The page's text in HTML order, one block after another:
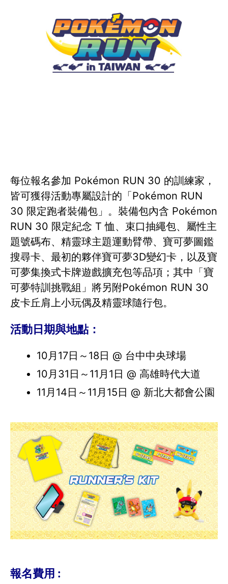
每位報名參加 Pokémon RUN 30 的訓練家，
皆可獲得活動專屬設計的「Pokémon RUN
30 限定跑者裝備包」。裝備包內含 Pokémon
RUN 30 限定紀念 T 恤、束口抽繩包、屬性主
題號碼布、精靈球主題運動臂帶、寶可夢圖鑑
搜尋卡、最初的夥伴寶可夢3D變幻卡，以及寶
可夢集換式卡牌遊戲擴充包等品項；其中「寶
可夢特訓挑戰組」將另附Pokémon RUN 30
皮卡丘肩上小玩偶及精靈球隨行包。
活動日期與地點：
10月17日～18日 @ 台中中央球場
10月31日～11月1日 @ 高雄時代大道
11月14日～11月15日 @ 新北大都會公園
報名費用 :